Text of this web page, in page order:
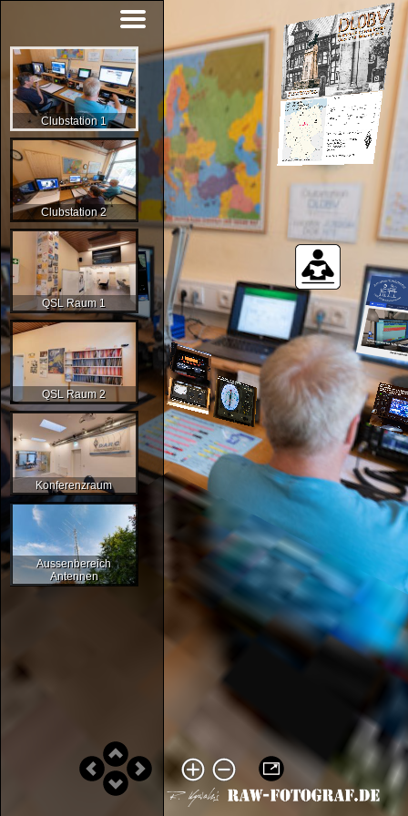
Clubstation 1
Clubstation 2
QSL Raum 1
QSL Raum 2
Konferenzraum
Aussenbereich
Antennen